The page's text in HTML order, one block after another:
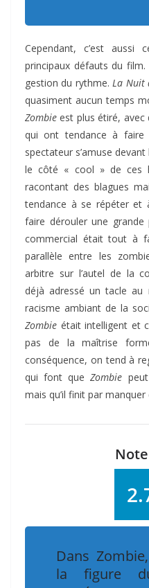
Cependant, c’est
principaux défauts du film.
gestion du rythme.La Nuit
quasiment aucun temps
Zombie est plus étiré,
qui ont tendance à faire
spectateur s’amuse
le côté « cool » de ces
racontant des blagues
tendance à se répéter et
faire dérouler une
commercial était tout à
parallèle entre les
arbitre sur l’autel de la
déjà adressé un tacle
racisme ambiant de la
Zombie était intelligent et
pas de la maîtrise
conséquence, on tend à
qui font queZombie
mais qu’il finit par manquer
Dans Zombie
la figure